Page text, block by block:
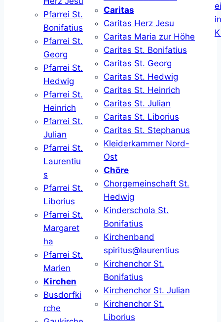
Pfarrei St.
Bonifatius
Pfarrei St.
Georg
Pfarrei St.
Hedwig
Pfarrei St.
Heinrich
Pfarrei St.
Julian
Pfarrei St.
Laurentiu
s
Pfarrei St.
Liborius
Pfarrei St.
Margaret
ha
Pfarrei St.
Marien
Kirchen
Busdorfki
rche
Caritas
Caritas Herz Jesu
Caritas Maria zur Höhe
Caritas St. Bonifatius
Caritas St. Georg
Caritas St. Hedwig
Caritas St. Heinrich
Caritas St. Julian
Caritas St. Liborius
Caritas St. Stephanus
Kleiderkammer Nord-
Ost
Chöre
Chorgemeinschaft St.
Hedwig
Kinderschola St.
Bonifatius
Kirchenband
spiritus@laurentius
Kirchenchor St.
Bonifatius
Kirchenchor St. Julian
Kirchenchor St.
Liborius